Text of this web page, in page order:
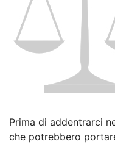
Prima di addentrarci
che potrebbero